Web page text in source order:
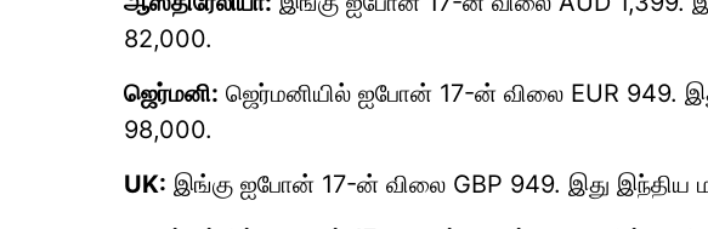
82,000.
ஜெர்மனி: ஜெர்மனியில் ஐபோன் 17-ன் விலை EUR 949. இது
98,000.
UK: இங்கு ஐபோன் 17-ன் விலை GBP 949. இது இந்திய